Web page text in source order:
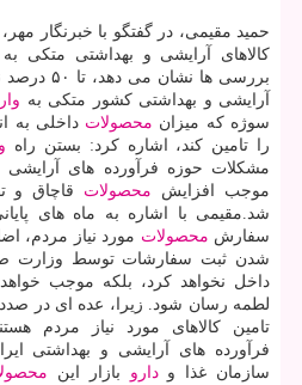
حمید مقیمی، در گفتگو با خبرنگار
كالاهای آرایشی و بهداشتی متكی به
بررسی ها
آرایشی و بهداشتی كشور متكی به
سوژه كه میزان محصولات داخلی به
را تامین كند، اشاره كرد: بستن راه
مشكلات حوزه فرآورده های آرایشی
موجب افزایش محصولات قاچاق و
شد.مقیمی با اشاره به ماه های
سفارش محصولات مورد نیاز مردم،
شدن ثبت سفارشات توسط وزارت
داخل نخواهد كرد، بلكه موجب
لطمه رسان شود. زیرا، عده ای در صدد
تامین كالاهای مورد نیاز مردم
فرآورده های آرایشی و بهداشتی
سازمان غذا ودارو بازار این